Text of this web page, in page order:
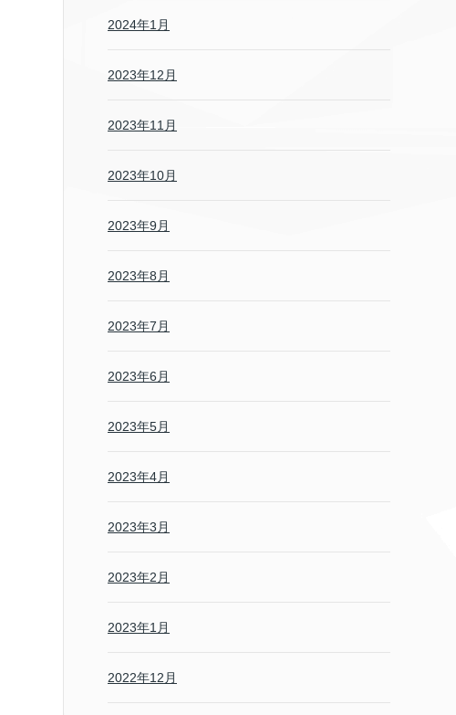
2024年1月
2023年12月
2023年11月
2023年10月
2023年9月
2023年8月
2023年7月
2023年6月
2023年5月
2023年4月
2023年3月
2023年2月
2023年1月
2022年12月